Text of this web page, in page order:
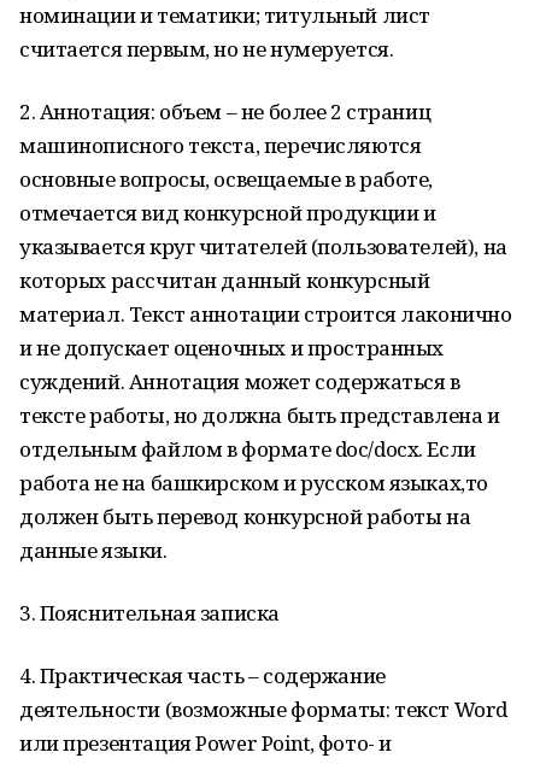
номинации и тематики; титульный лист
считается первым, но не нумеруется.
2. Аннотация: объем – не более 2 страниц
машинописного текста, перечисляются
основные вопросы, освещаемые в работе,
отмечается вид конкурсной продукции и
указывается круг читателей (пользователей), на
которых рассчитан данный конкурсный
материал. Текст аннотации строится лаконично
и не допускает оценочных и пространных
суждений. Аннотация может содержаться в
тексте работы, но должна быть представлена и
отдельным файлом в формате doc/docx. Если
работа не на башкирском и русском языках,то
должен быть перевод конкурсной работы на
данные языки.
3. Пояснительная записка
4. Практическая часть – содержание
деятельности (возможные форматы: текст Word
или презентация Power Point, фото- и